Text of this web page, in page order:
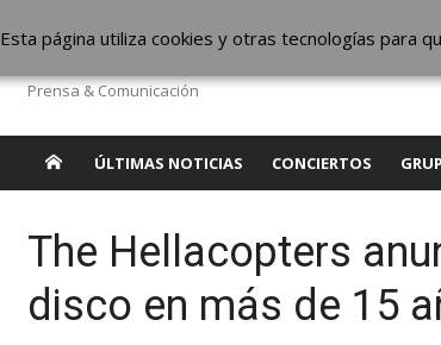
The Borderline Music
Prensa & Comunicación
ÚLTIMAS NOTICIAS CONCIERTOS
The Hellacopters
disco en más de 15
Esta página utiliza cookies y otras tecnologías para